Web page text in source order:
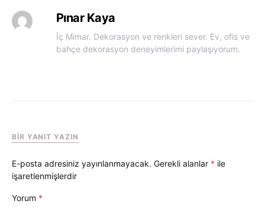
Pınar Kaya
İç Mimar. Dekorasyon ve renkleri sever. Ev, ofis ve
bahçe dekorasyon deneyimlerimi paylaşıyorum.
BIR YANIT YAZIN
E-posta adresiniz yayınlanmayacak. Gerekli alanlar * ile
işaretlenmişlerdir
Yorum *